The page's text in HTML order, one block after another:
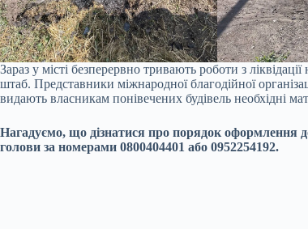
Зараз у місті безперервно тривають роботи з
штаб. Представники міжнародної благодійної
видають власникам понівечених будівель необхідні
Нагадуємо, що дізнатися про порядок оформлення
голови за номерами 0800404401 або 0952254192.